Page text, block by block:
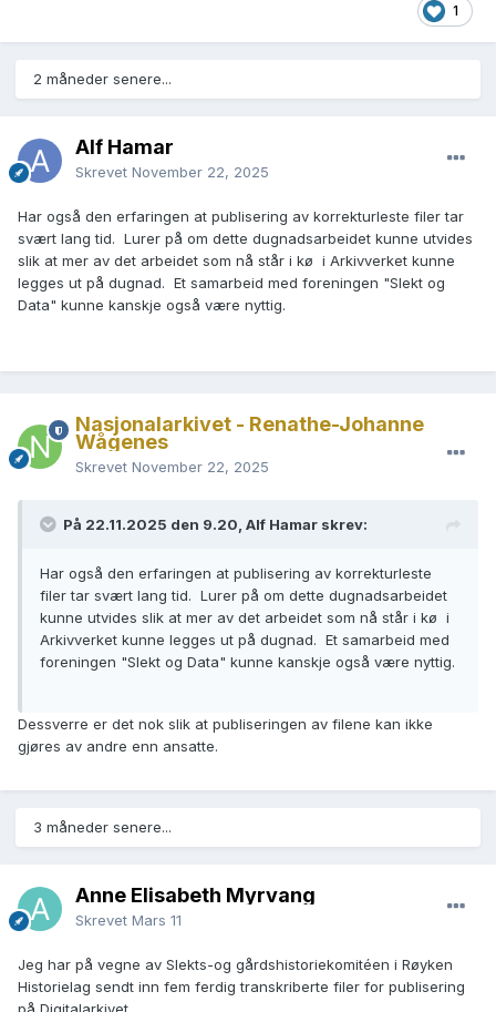
1
2 måneder senere...
Alf Hamar
Skrevet November 22, 2025
Har også den erfaringen at publisering av korrekturleste filer tar
svært lang tid. Lurer på om dette dugnadsarbeidet kunne utvides
slik at mer av det arbeidet som nå står i kø i Arkivverket kunne
legges ut på dugnad. Et samarbeid med foreningen "Slekt og
Data" kunne kanskje også være nyttig.
Nasjonalarkivet - Renathe-Johanne
Wågenes
Skrevet November 22, 2025
På 22.11.2025 den 9.20, Alf Hamar skrev:
Har også den erfaringen at publisering av korrekturleste
filer tar svært lang tid. Lurer på om dette dugnadsarbeidet
kunne utvides slik at mer av det arbeidet som nå står i kø i
Arkivverket kunne legges ut på dugnad. Et samarbeid med
foreningen "Slekt og Data" kunne kanskje også være nyttig.
Dessverre er det nok slik at publiseringen av filene kan ikke
gjøres av andre enn ansatte.
3 måneder senere...
Anne Elisabeth Myrvang
Skrevet Mars 11
Jeg har på vegne av Slekts-og gårdshistoriekomitéen i Røyken
Historielag sendt inn fem ferdig transkriberte filer for publisering